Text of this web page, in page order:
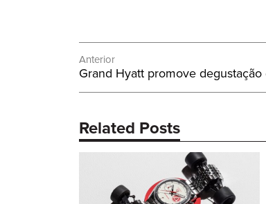
Navegação
de
Anterior
Post
Anterior:
Grand Hyatt promove
Related Posts